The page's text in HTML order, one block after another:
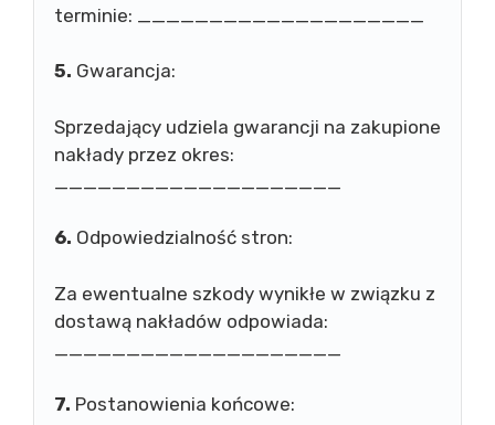
terminie: ____________________
5. Gwarancja:
Sprzedający udziela gwarancji na zakupione
nakłady przez okres:
6. Odpowiedzialność stron:
Za ewentualne szkody wynikłe w związku z
dostawą nakładów odpowiada:
7. Postanowienia końcowe: